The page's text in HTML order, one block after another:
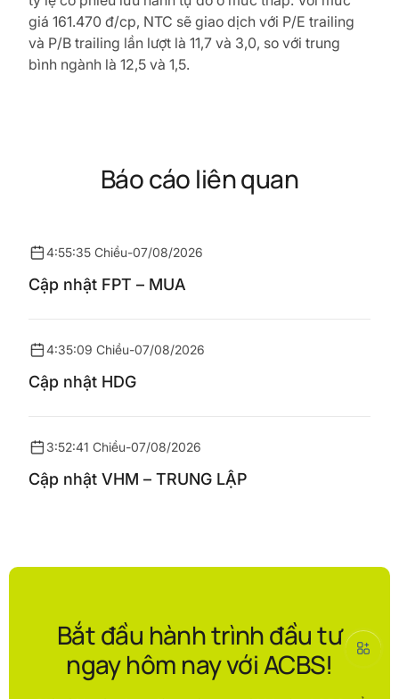
giá 161.470 đ/cp, NTC sẽ giao dịch với P/E trailing
và P/B trailing lần lượt là 11,7 và 3,0, so với trung
bình ngành là 12,5 và 1,5.
Báo cáo liên quan
4:55:35 Chiều-07/08/2026
Cập nhật FPT – MUA
4:35:09 Chiều-07/08/2026
Cập nhật HDG
3:52:41 Chiều-07/08/2026
Cập nhật VHM – TRUNG LẬP
Bắt đầu hành trình đầu tư
ngay hôm nay với ACBS!